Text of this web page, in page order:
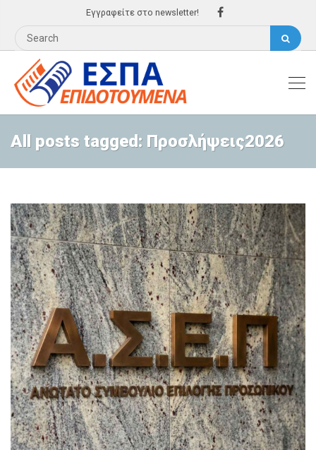
Εγγραφείτε στο newsletter!
All posts tagged: Προσλήψεις2026